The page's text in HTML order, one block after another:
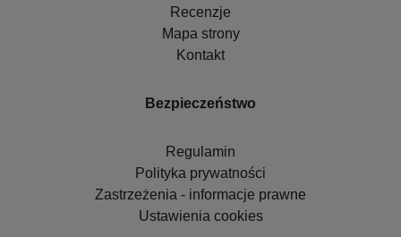
Recenzje
Mapa strony
Kontakt
Bezpieczeństwo
Regulamin
Polityka prywatności
Zastrzeżenia - informacje prawne
Ustawienia cookies